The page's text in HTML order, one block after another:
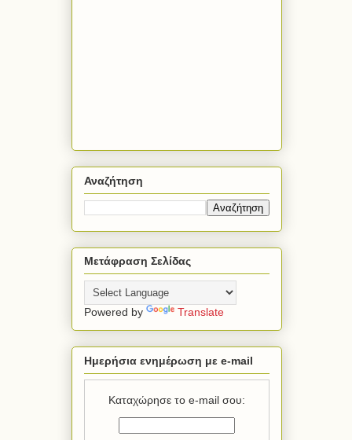
Αναζήτηση
Μετάφραση Σελίδας
Powered by Translate
Ημερήσια ενημέρωση με e-mail
Καταχώρησε το e-mail σου: